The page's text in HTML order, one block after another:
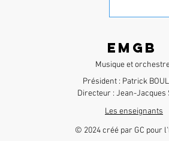
Une
EMGB
Musique et
​Président : Patrick
Directeur : Jean-Jacques
Les enseignants
© 2024 créé par GC pour